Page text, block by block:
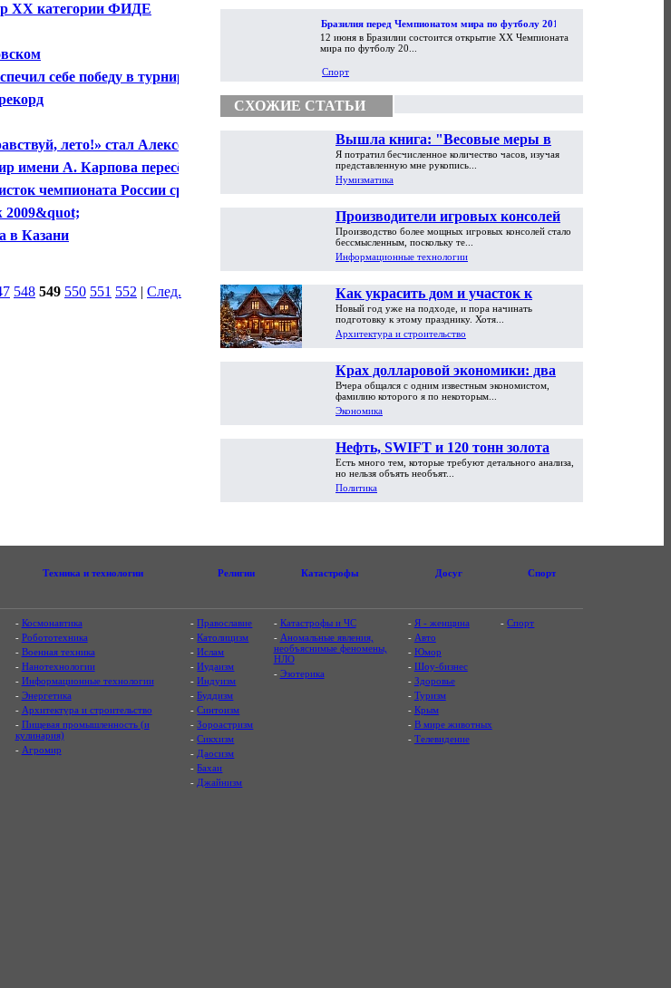
ХХ категории ФИДЕ
себе победу в турнире
лето!» стал Алексей
имени А. Карпова пересёк
чемпионата России среди
2009&quot;
в Казани
548 549 550 551 552 | След.
Бразилия перед Чемпионатом мира по футболу 2014
12 июня в Бразилии состоится открытие XX Чемпионата
мира по футболу 20...
Спорт
СХОЖИЕ СТАТЬИ
Вышла книга: "Весовые меры в
торговой практике Античности и
Средневековья"
Я потратил бесчисленное количество часов, изучая
представленную мне рукопись...
Нумизматика
Производители игровых консолей
достигли предела возможностей
Производство более мощных игровых консолей стало
бессмысленным, поскольку те...
Информационные технологии
Как украсить дом и участок к
Новому году
Новый год уже на подходе, и пора начинать
подготовку к этому празднику. Хотя...
Архитектура и строительство
Крах долларовой экономики: два
пути обрушения
Вчера общался с одним известным экономистом,
фамилию которого я по некоторым...
Экономика
Нефть, SWIFT и 120 тонн золота
Есть много тем, которые требуют детального анализа,
но нельзя объять необъят...
Политика
Техника и технологии Религии Катастрофы Досуг Спорт
- Космонавтика
- Робототехника
- Военная техника
- Нанотехнологии
- Информационные технологии
- Энергетика
- Архитектура и строительство
- Пищевая промышленность (и
кулинария)
- Агромир
-Православие
-Католицизм
-Ислам
-Иудаизм
-Индуизм
-Буддизм
-Синтоизм
-Зороастризм
-Сикхизм
- Даосизм
-Бахаи
- Джайнизм
- Катастрофы и ЧС
- Аномальные явления,
необъяснимые феномены,
НЛО
- Эзотерика
- Я - женщина
- Авто
- Юмор
- Шоу-бизнес
- Здоровье
- Туризм
- Крым
- В мире животных
- Телевидение
-Спорт